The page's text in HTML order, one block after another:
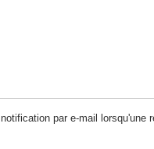
par e-mail lorsqu'une